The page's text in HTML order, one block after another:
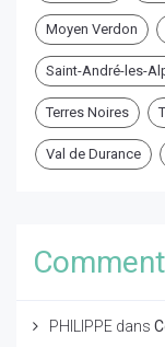
Moyen Verdon
Saint-André-les-
Terres Noires
Val de Durance
PHILIPPE dans